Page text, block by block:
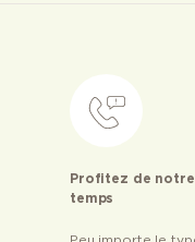
Profitez de
temps